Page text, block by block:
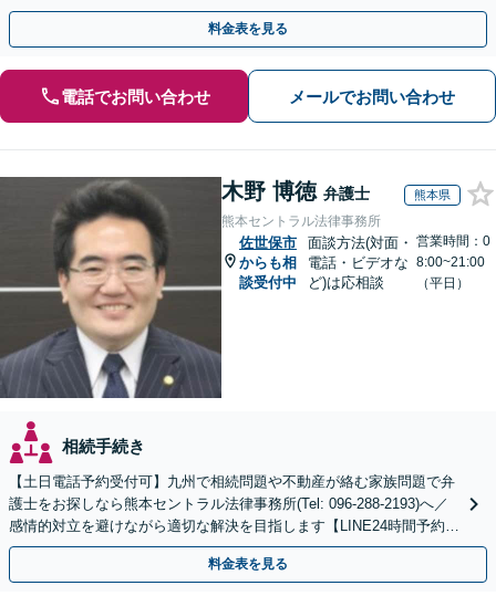
活」もサポート」【バリアフリー】【完全個室対応】
料金表を見る
電話でお問い合わせ メールでお問い合わせ
木野 博徳 弁護士 熊本県
熊本セントラル法律事務所
佐世保市
からも相
談受付中
面談方法(対面・
電話・ビデオな
ど)は応相談
営業時間：0
8:00~21:00
（平日）
相続手続き
【土日電話予約受付可】九州で相続問題や不動産が絡む家族問題で弁
護士をお探しなら熊本セントラル法律事務所(Tel: 096-288-2193)へ／
感情的対立を避けながら適切な解決を目指します【LINE24時間予約受
付可】【休日・夜間相談可】
料金表を見る